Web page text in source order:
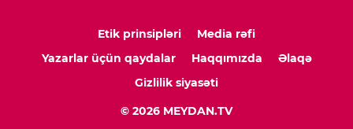
Etik prinsipləri
Media rəfi
Yazarlar üçün qaydalar
Haqqımızda
Əlaqə
Gizlilik siyasəti
© 2026 MEYDAN.TV